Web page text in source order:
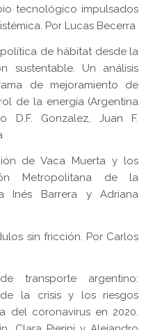
tecnológico impulsados
Por Lucas Becerra
de hábitat desde la
sustentable. Un análisis
de mejoramiento de
de la energía (Argentina
D.F. Gonzalez, Juan F.
de Vaca Muerta y los
Metropolitana de la
Inés Barrera y Adriana
sin fricción. Por Carlos
transporte argentino:
la crisis y los riesgos
del coronavirus en 2020.